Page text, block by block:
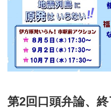
第2回口頭弁論、